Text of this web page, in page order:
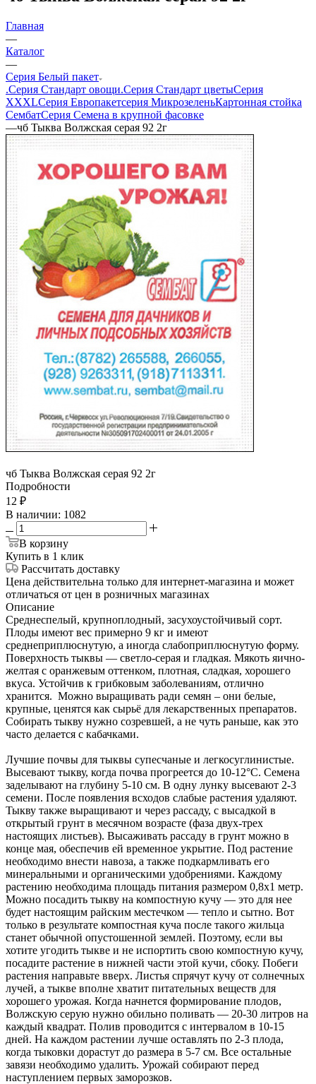
Главная
—
Каталог
—
Серия Белый пакет
.Серия Стандарт овощи.Серия Стандарт цветыСерия
XXXLСерия Европакетсерия МикрозеленьКартонная стойка
СембатСерия Семена в крупной фасовке
—чб Тыква Волжская серая 92 2г
чб Тыква Волжская серая 92 2г
Подробности
12 ₽
В наличии: 1082
В корзину
Купить в 1 клик
Рассчитать доставку
Цена действительна только для интернет-магазина и может
отличаться от цен в розничных магазинах
Описание
Среднеспелый, крупноплодный, засухоустойчивый сорт.
Плоды имеют вес примерно 9 кг и имеют
среднеприплюснутую, а иногда слабоприплюснутую форму.
Поверхность тыквы — светло-серая и гладкая. Мякоть яично-
желтая с оранжевым оттенком, плотная, сладкая, хорошего
вкуса. Устойчив к грибковым заболеваниям, отлично
хранится. Можно выращивать ради семян – они белые,
крупные, ценятся как сырьё для лекарственных препаратов.
Собирать тыкву нужно созревшей, а не чуть раньше, как это
часто делается с кабачками.
Лучшие почвы для тыквы супесчаные и легкосуглинистые.
Высевают тыкву, когда почва прогреется до 10-12°С. Семена
заделывают на глубину 5-10 см. В одну лунку высевают 2-3
семени. После появления всходов слабые растения удаляют.
Тыкву также выращивают и через рассаду, с высадкой в
открытый грунт в месячном возрасте (фаза двух-трех
настоящих листьев). Высаживать рассаду в грунт можно в
конце мая, обеспечив ей временное укрытие. Под растение
необходимо внести навоза, а также подкармливать его
минеральными и органическими удобрениями. Каждому
растению необходима площадь питания размером 0,8х1 метр.
Можно посадить тыкву на компостную кучу — это для нее
будет настоящим райским местечком — тепло и сытно. Вот
только в результате компостная куча после такого жильца
станет обычной опустошенной землей. Поэтому, если вы
хотите угодить тыкве и не испортить свою компостную кучу,
посадите растение в нижней части этой кучи, сбоку. Побеги
растения направьте вверх. Листья спрячут кучу от солнечных
лучей, а тыкве вполне хватит питательных веществ для
хорошего урожая. Когда начнется формирование плодов,
Волжскую серую нужно обильно поливать — 20-30 литров на
каждый квадрат. Полив проводится с интервалом в 10-15
дней. На каждом растении лучше оставлять по 2-3 плода,
когда тыковки дорастут до размера в 5-7 см. Все остальные
завязи необходимо удалить. Урожай собирают перед
наступлением первых заморозков.